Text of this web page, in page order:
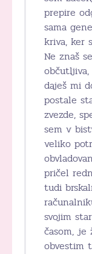
prepire
sama
kriva, ker
Ne znaš
daješ mi
postale
zvezde,
sem v
veliko
pričel
tudi
svojim
časom, je
obvestim